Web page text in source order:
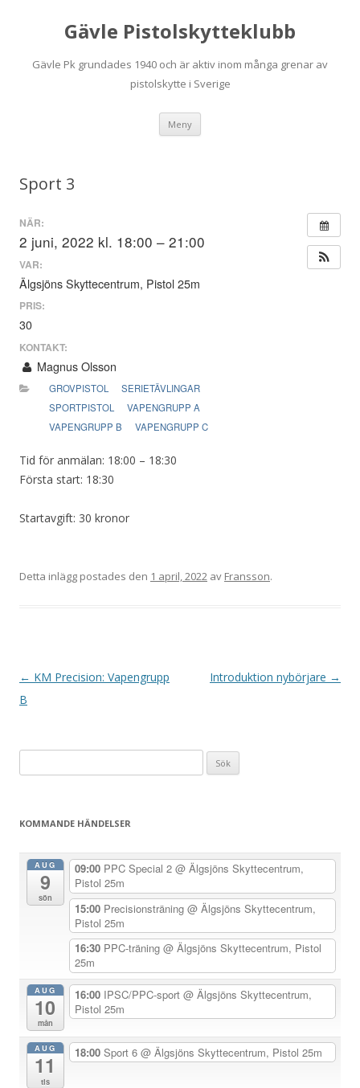
Gävle Pistolskytteklubb
Gävle Pk grundades 1940 och är aktiv inom många grenar av
pistolskytte i Sverige
Meny
Sport 3
NÄR:
2 juni, 2022 kl. 18:00 – 21:00
VAR:
Älgsjöns Skyttecentrum, Pistol 25m
PRIS:
30
KONTAKT:
Magnus Olsson
GROVPISTOL
SERIETÄVLINGAR
SPORTPISTOL
VAPENGRUPP A
VAPENGRUPP B
VAPENGRUPP C
Tid för anmälan: 18:00 – 18:30
Första start: 18:30
Startavgift: 30 kronor
Detta inlägg postades den 1 april, 2022 av Fransson.
I
n
a
g
← KM Precision: Vapengrupp
B
Introduktion nybörjare →
efter:
KOMMANDE HÄNDELSER
AUG
9
sön
09:00 PPC Special 2 @ Älgsjöns Skyttecentrum,
Pistol 25m
15:00 Precisionsträning @ Älgsjöns Skyttecentrum,
Pistol 25m
16:30 PPC-träning @ Älgsjöns Skyttecentrum, Pistol
25m
AUG
10
mån
16:00 IPSC/PPC-sport @ Älgsjöns Skyttecentrum,
Pistol 25m
AUG
11
tis
18:00 Sport 6 @ Älgsjöns Skyttecentrum, Pistol 25m